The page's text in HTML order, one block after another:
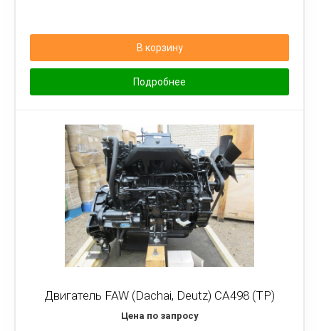
В корзину
Подробнее
Двигатель FAW (Dachai, Deutz) CA498 (TP)
Цена по запросу